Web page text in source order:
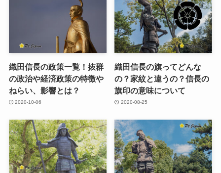
織田信長の政策一覧！抜群
の政治や経済政策の特徴や
ねらい、影響とは？
2020-10-06
織田信長の旗ってどんな
の？家紋と違うの？信長の
旗印の意味について
2020-08-25